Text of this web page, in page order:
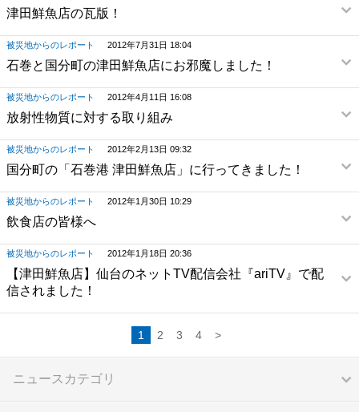
津田鮮魚店の瓦版！
被災地からのレポート 2012年7月31日 18:04
石巻と国分町の津田鮮魚店にお邪魔しました！
被災地からのレポート 2012年4月11日 16:08
放射性物質に対する取り組み
被災地からのレポート 2012年2月13日 09:32
国分町の「石巻港 津田鮮魚店」に行ってきました！
被災地からのレポート 2012年1月30日 10:29
飲食店の皆様へ
被災地からのレポート 2012年1月18日 20:36
【津田鮮魚店】仙台のネットTV配信会社『ariTV』で配
信されました！
1 2 3 4 >
ニュースカテゴリ